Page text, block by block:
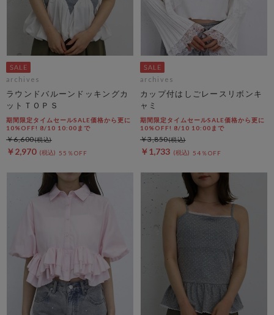
archives
ラウンドバルーンドッキングカ
ットＴＯＰＳ
期間限定タイムセールSALE価格から更に
10%OFF! 8/10 10:00まで
￥2,970 55％OFF
￥6,600
archives
カップ付はしごレースリボンキ
ャミ
期間限定タイムセールSALE価格から更に
10%OFF! 8/10 10:00まで
￥1,733 54％OFF
￥3,850